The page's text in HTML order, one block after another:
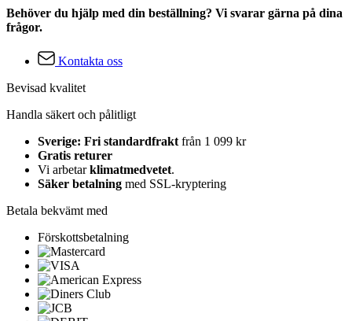
Behöver du hjälp med din beställning? Vi svarar gärna på dina
frågor.
Kontakta oss
Bevisad kvalitet
Handla säkert och pålitligt
Sverige: Fri standardfrakt från 1 099 kr
Gratis returer
Vi arbetarklimatmedvetet.
Säker betalning med SSL-kryptering
Betala bekvämt med
Förskottsbetalning